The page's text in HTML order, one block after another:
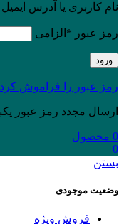
نام کاربری یا آدرس ایمیل
رمز عبور * الزامی
ورود
رمز عبور را فراموش
ارسال مجدد رمز عبور
0 محصول
0
بستن
وضعیت موجودی
فروش ویژه